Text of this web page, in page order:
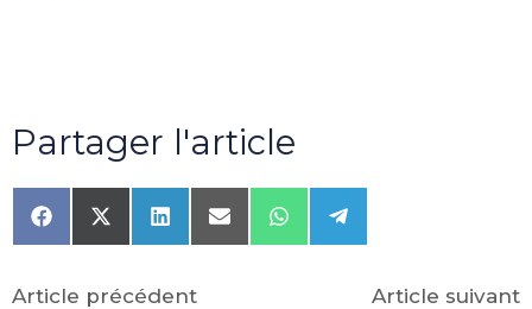
Partager l'article
Share
on
Share
on
(Twitter)
Share
on
Share
on
Share
on
Share
on
Article précédent
Article suivant